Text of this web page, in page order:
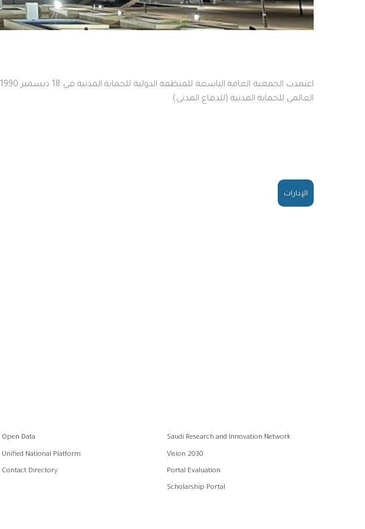
العالمي للحماية المدنية (للدفاع المدني)
الإدارات
Open Data Saudi Research and Innovation Network
Unified National Platform Vision 2030
Contact Directory Portal Evaluation
Scholarship Portal